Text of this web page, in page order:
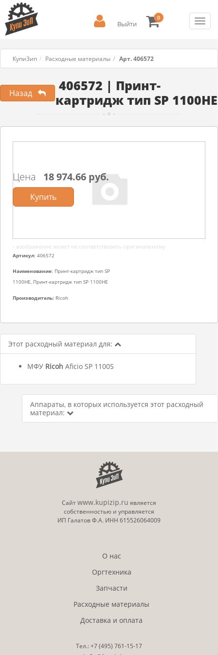
Выйти
0
КупиЗип Расходные материалы Арт. 406572
Назад
406572 | Принт-
картридж тип SP 1100HE
- изображение может не соответствовать оригинальному
Артикул: 406572
Наименование: Принт-картридж тип SP
1100HE, Принт-картридж тип SP 1100HE
Производитель: Ricoh
Цена 18 974.66 руб.
Купить
Этот расходный материал для:
МФУ Ricoh Aficio SP 1100S
Аппараты, в которых используется этот расходный
материал:
Сайтwww.kupizip.ru является
собственностью и управляется
ИП Галатов Ф.А. ИНН 615526064009
О нас
Оргтехника
Запчасти
Расходные материалы
Доставка и оплата
Тел.:+7 (495) 761-15-17